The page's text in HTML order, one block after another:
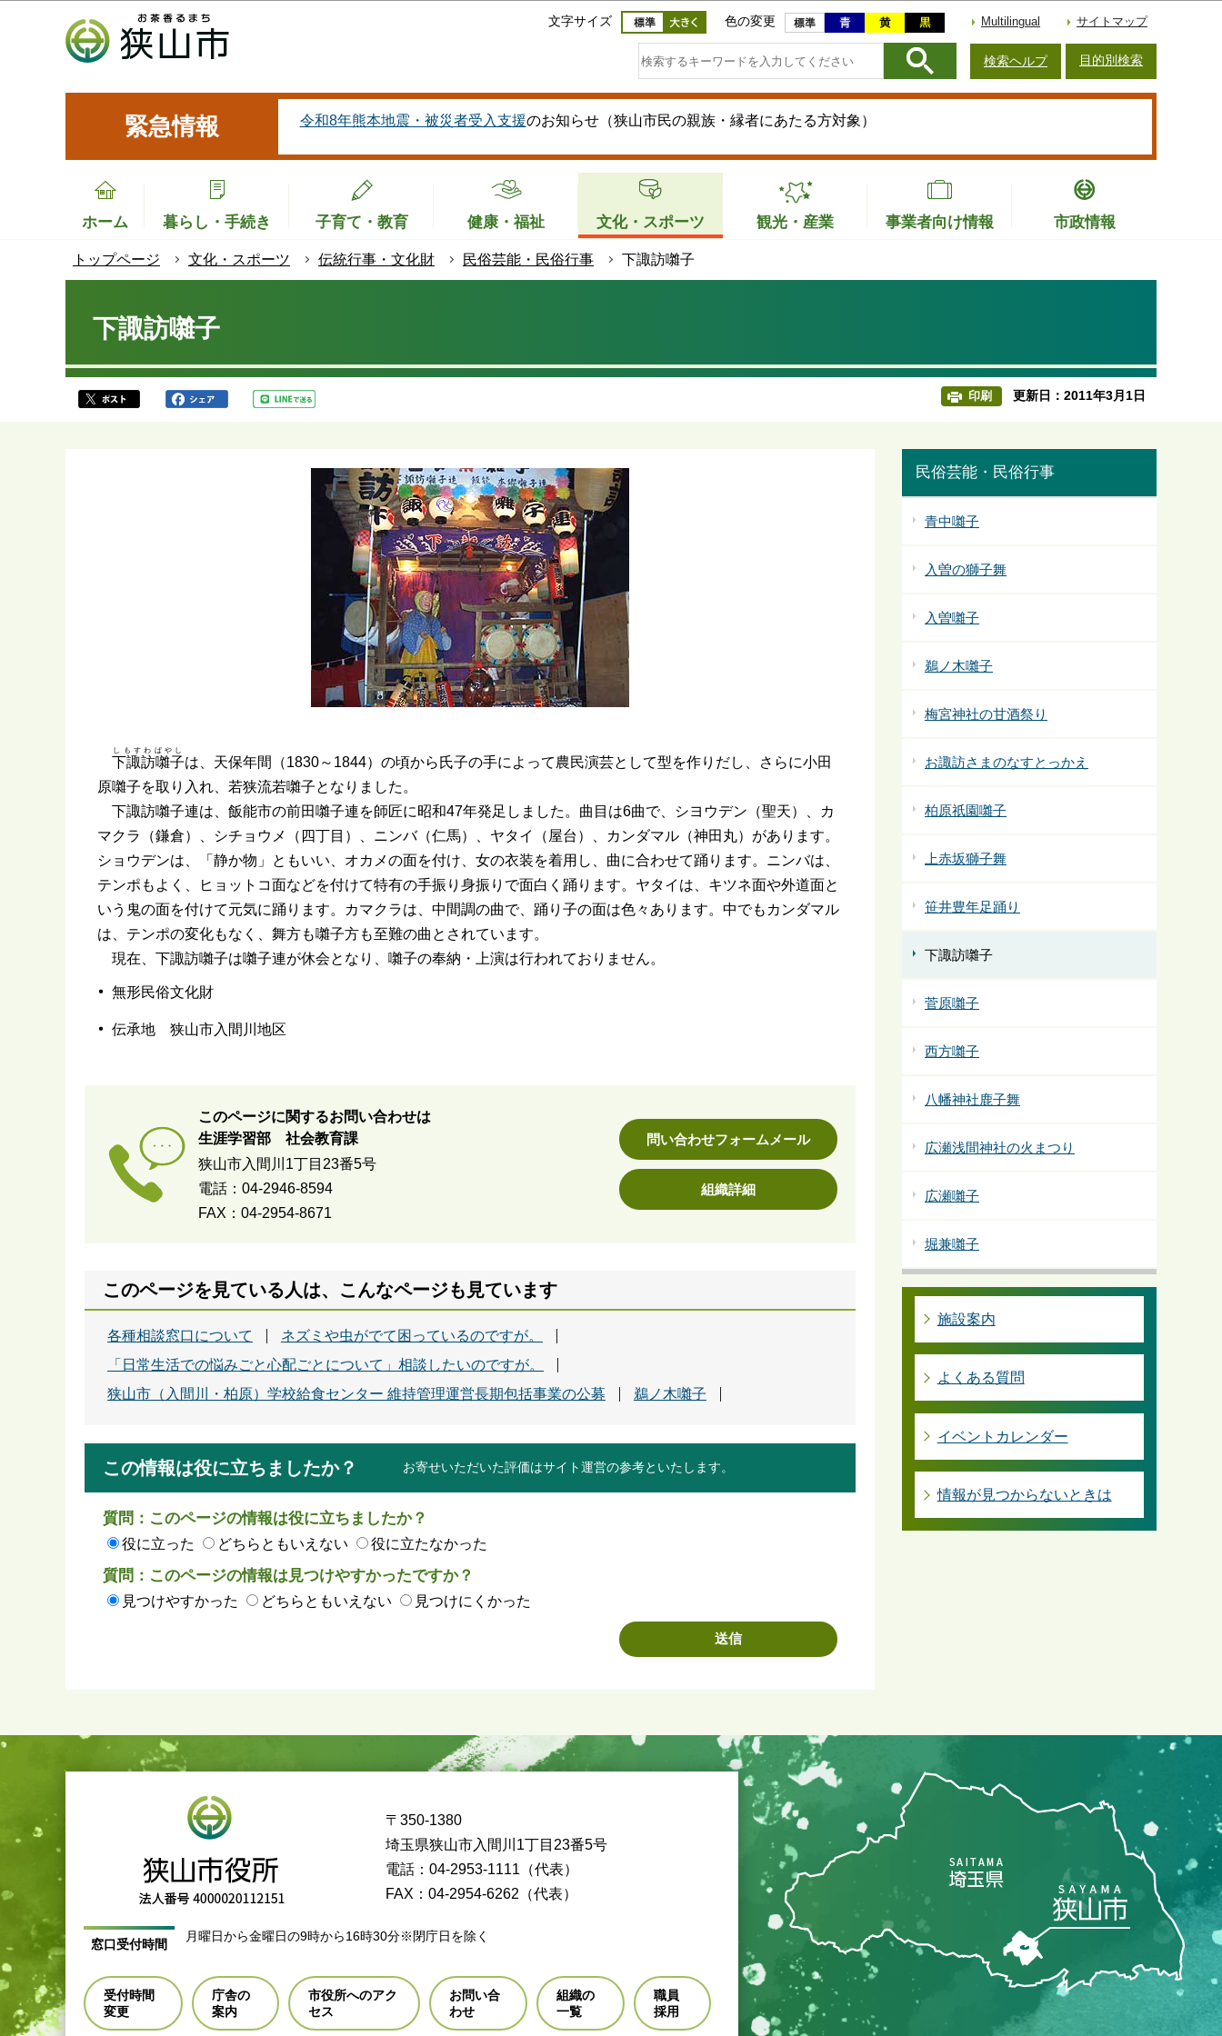
このページの本文へ移動
文字サイズ 色の変更 Multilingual サイトマップ
検索ヘルプ 目的別検索
緊急情報 令和8年熊本地震・被災者受入支援のお知らせ（狭山市民の親族・縁者にあたる方対象）
ホーム 暮らし・手続き 子育て・教育 健康・福祉 文化・スポーツ 観光・産業 事業者向け情報 市政情報
トップページ 文化・スポーツ 伝統行事・文化財 民俗芸能・民俗行事 下諏訪囃子
下諏訪囃子
印刷 更新日：2011年3月1日
下諏訪囃子
しもすわばやし
は、天保年間（1830～1844）の頃から氏子の手によって農民演芸として型を作りだし、さらに小田
原囃子を取り入れ、若狭流若囃子となりました。
下諏訪囃子連は、飯能市の前田囃子連を師匠に昭和47年発足しました。曲目は6曲で、シヨウデン（聖天）、カ
マクラ（鎌倉）、シチョウメ（四丁目）、ニンバ（仁馬）、ヤタイ（屋台）、カンダマル（神田丸）があります。
ショウデンは、「静か物」ともいい、オカメの面を付け、女の衣装を着用し、曲に合わせて踊ります。ニンバは、
テンポもよく、ヒョットコ面などを付けて特有の手振り身振りで面白く踊ります。ヤタイは、キツネ面や外道面と
いう鬼の面を付けて元気に踊ります。カマクラは、中間調の曲で、踊り子の面は色々あります。中でもカンダマル
は、テンポの変化もなく、舞方も囃子方も至難の曲とされています。
現在、下諏訪囃子は囃子連が休会となり、囃子の奉納・上演は行われておりません。
無形民俗文化財
伝承地 狭山市入間川地区
このページに関するお問い合わせは
生涯学習部 社会教育課
狭山市入間川1丁目23番5号
電話：04-2946-8594
FAX：04-2954-8671
問い合わせフォームメール
組織詳細
このページを見ている人は、こんなページも見ています
各種相談窓口について
ネズミや虫がでて困っているのですが。
「日常生活での悩みごと心配ごとについて」相談したいのですが。
狭山市（入間川・柏原）学校給食センター 維持管理運営長期包括事業の公募
鵜ノ木囃子
この情報は役に立ちましたか？ お寄せいただいた評価はサイト運営の参考といたします。
質問：このページの情報は役に立ちましたか？
役に立った どちらともいえない 役に立たなかった
質問：このページの情報は見つけやすかったですか？
見つけやすかった どちらともいえない 見つけにくかった
民俗芸能・民俗行事
青中囃子
入曽の獅子舞
入曽囃子
鵜ノ木囃子
梅宮神社の甘酒祭り
お諏訪さまのなすとっかえ
柏原祇園囃子
上赤坂獅子舞
笹井豊年足踊り
下諏訪囃子
菅原囃子
西方囃子
八幡神社鹿子舞
広瀬浅間神社の火まつり
広瀬囃子
堀兼囃子
施設案内
よくある質問
イベントカレンダー
情報が見つからないときは
〒350-1380
埼玉県狭山市入間川1丁目23番5号
電話：04-2953-1111（代表）
FAX：04-2954-6262（代表）
窓口受付時間
月曜日から金曜日の9時から16時30分※閉庁日を除く
受付時間
変更
庁舎の
案内
市役所へのアク
セス
お問い合
わせ
組織の
一覧
職員
採用